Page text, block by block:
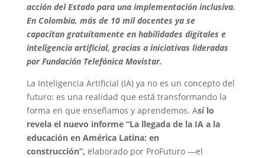
acción del Estado para una implementación inclusiva.
En Colombia, más de 10 mil docentes ya se
capacitan gratuitamente en habilidades digitales e
inteligencia artificial, gracias a iniciativas lideradas
por Fundación Telefónica Movistar.
La Inteligencia Artificial (IA) ya no es un concepto del
futuro: es una realidad que está transformando la
forma en que enseñamos y aprendemos. Así lo
revela el nuevo informe “La llegada de la IA a la
educación en América Latina: en
construcción”, elaborado por ProFuturo —el